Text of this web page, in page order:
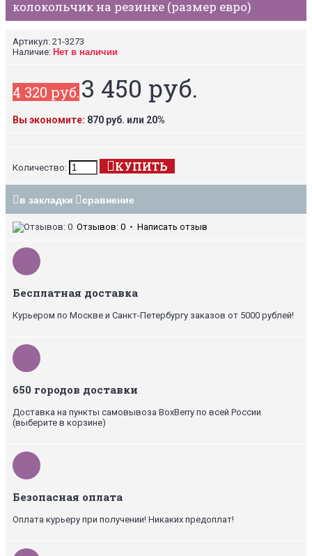
колокольчик на резинке (размер евро)
Артикул: 21-3273
Наличие: Нет в наличии
4 320 руб.3 450 руб.
Вы экономите: 870 руб. или 20%
Количество: КУПИТЬ
в закладки сравнение
Отзывов: 0 • Написать отзыв
Бесплатная доставка
Курьером по Москве и Санкт-Петербургу заказов от 5000 рублей!
650 городов доставки
Доставка на пункты самовывоза BoxBerry по всей России
(выберите в корзине)
Безопасная оплата
Оплата курьеру при получении! Никаких предоплат!